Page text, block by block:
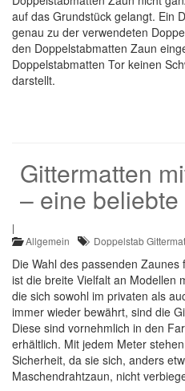
auf das Grundstück gelangt. Ein
genau zu der verwendeten
den Doppelstabmatten Zaun
Doppelstabmatten Tor keinen
darstellt.
Gittermatten
– eine
|
Allgemein
Doppelstab
Die Wahl des passenden
ist die breite Vielfalt an Modellen
die sich sowohl im privaten als
immer wieder bewährt, sind die
Diese sind vornehmlich in den
erhältlich. Mit jedem Meter
Sicherheit, da sie sich, anders
Maschendrahtzaun, nicht